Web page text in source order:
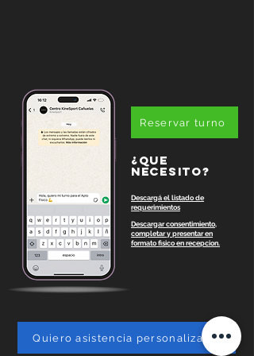
Reservar turno
Descargá el listado de
requerimientos
Descargar consentimiento,
completar y presentar en
formato fisico en recepcion.
¿que
necesito?
Quiero asistencia personalizada